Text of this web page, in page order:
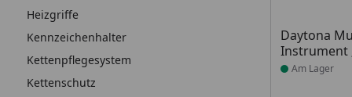
Heizgriffe
Kennzeichenhalter
Kettenpflegesystem
Kettenschutz
Daytona
Instrument
Produkt
Am Lager